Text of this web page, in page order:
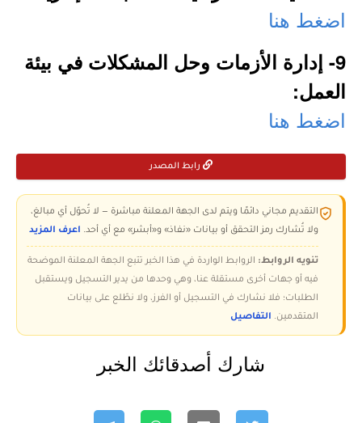
اضغط هنا
9- إدارة الأزمات وحل المشكلات في بيئة
العمل:
اضغط هنا
رابط المصدر
التقديم مجاني دائمًا ويتم لدى الجهة المعلنة مباشرة — لا تُحوّل أي مبالغ،
ولا تُشارك رمز التحقق أو بيانات «نفاذ» و«أبشر» مع أي أحد. اعرف المزيد
تنويه الروابط: الروابط الواردة في هذا الخبر تتبع الجهة المعلنة الموضحة
فيه أو جهات أخرى مستقلة عنا، وهي وحدها من يدير التسجيل ويستقبل
الطلبات؛ فلا نشارك في التسجيل أو الفرز، ولا نطّلع على بيانات
المتقدمين. التفاصيل
شارك أصدقائك الخبر